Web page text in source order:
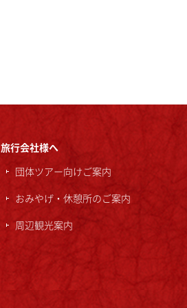
旅行会社様へ
団体ツアー向けご案内
おみやげ・休憩所のご案内
周辺観光案内